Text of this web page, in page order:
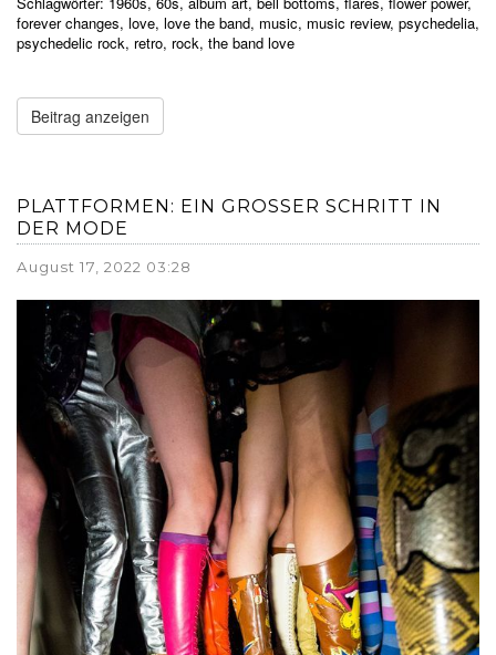
forever changes, love, love the band, music, music review, psychedelia,
psychedelic rock, retro, rock, the band love
Beitrag anzeigen
PLATTFORMEN: EIN GROSSER SCHRITT IN D
ER MODE
August 17, 2022 03:28